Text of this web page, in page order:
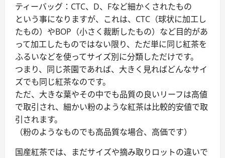
ティーバッグ：CTC、D、Fなど細かくされたもの
という事になりますが、これは、CTC（球状に加工し
たもの）やBOP（小さく裁断したもの）など目的があ
って加工したものではない限り、ただ単に同じ紅茶を
ふるいなどを使ってサイズ別に分類しただけです。
つまり、同じ茶園であれば、大きく見ればどんなサイ
ズでも同じ紅茶なのです。
ただ、大きな葉やその中でも品質の良いリーフは高値
で取引され、細かい粉のような紅茶は比較的安値で取
引されます。
（粉のようなものでも高品質な場合、高価です）
国産紅茶では、まだサイズや摘み取りロットの違いで